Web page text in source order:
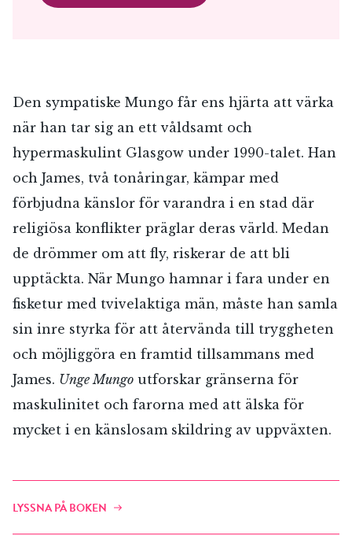
Den sympatiske Mungo får ens hjärta att värka
när han tar sig an ett våldsamt och
hypermaskulint Glasgow under 1990-talet. Han
och James, två tonåringar, kämpar med
förbjudna känslor för varandra i en stad där
religiösa konflikter präglar deras värld. Medan
de drömmer om att fly, riskerar de att bli
upptäckta. När Mungo hamnar i fara under en
fisketur med tvivelaktiga män, måste han samla
sin inre styrka för att återvända till tryggheten
och möjliggöra en framtid tillsammans med
James. Unge Mungo utforskar gränserna för
maskulinitet och farorna med att älska för
mycket i en känslosam skildring av uppväxten.
LYSSNA PÅ BOKEN